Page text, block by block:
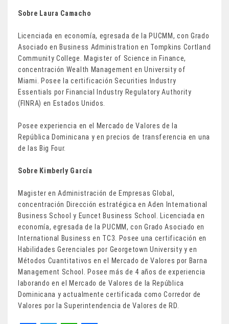
Sobre Laura Camacho
Licenciada en economía, egresada de la PUCMM, con Grado
Asociado en Business Administration en Tompkins Cortland
Community College. Magister of Science in Finance,
concentración Wealth Management en University of
Miami. Posee la certificación Securities Industry
Essentials por Financial Industry Regulatory Authority
(FINRA) en Estados Unidos.
Posee experiencia en el Mercado de Valores de la
República Dominicana y en precios de transferencia en una
de las Big Four.
Sobre Kimberly García
Magister en Administración de Empresas Global,
concentración Dirección estratégica en Aden International
Business School y Euncet Business School. Licenciada en
economía, egresada de la PUCMM, con Grado Asociado en
International Business en TC3. Posee una certificación en
Habilidades Gerenciales por Georgetown University y en
Métodos Cuantitativos en el Mercado de Valores por Barna
Management School. Posee más de 4 años de experiencia
laborando en el Mercado de Valores de la República
Dominicana y actualmente certificada como Corredor de
Valores por la Superintendencia de Valores de RD.